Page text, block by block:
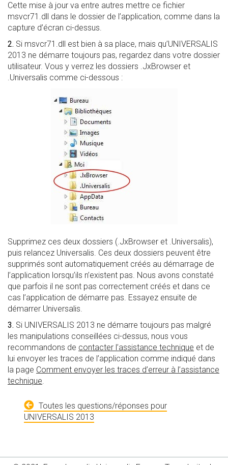
Cette mise à jour va entre autres mettre ce fichier
msvcr71.dll dans le dossier de l’application, comme dans la
capture d’écran ci-dessus.
2. Si msvcr71.dll est bien à sa place, mais qu’UNIVERSALIS
2013 ne démarre toujours pas, regardez dans votre dossier
utilisateur. Vous y verrez les dossiers .JxBrowser et
.Universalis comme ci-dessous :
Supprimez ces deux dossiers (.JxBrowser et .Universalis),
puis relancez Universalis. Ces deux dossiers peuvent être
supprimés sont automatiquement créés au démarrage de
l’application lorsqu’ils n’existent pas. Nous avons constaté
que parfois il ne sont pas correctement créés et dans ce
cas l’application de démarre pas. Essayez ensuite de
démarrer Universalis.
3. Si UNIVERSALIS 2013 ne démarre toujours pas malgré
les manipulations conseillées ci-dessus, nous vous
recommandons de contacter l’assistance technique et de
lui envoyer les traces de l’application comme indiqué dans
la page Comment envoyer les traces d’erreur à l’assistance
technique.
Toutes les questions/réponses pour
UNIVERSALIS 2013